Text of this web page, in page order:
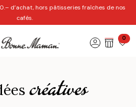
d’achat, hors pâtisseries fraîches de nos
cafés.
0
créatives